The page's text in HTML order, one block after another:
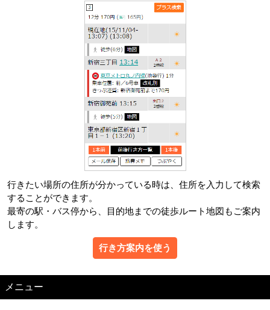
行きたい場所の住所が分かっている時は、住所を入力して検索
することができます。
最寄の駅・バス停から、目的地までの徒歩ルート地図もご案内
します。
行き方案内を使う
メニュー